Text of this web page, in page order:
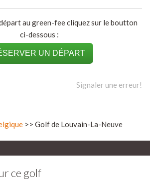
au green-fee cliquez sur le boutton
ci-dessous :
UN DÉPART
Signaler une erreur!
>> Golf de Louvain-La-Neuve
ce golf